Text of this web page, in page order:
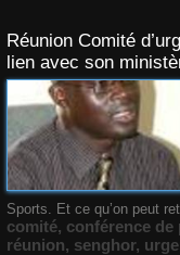
Réunion Comité
lien avec son
Sports. Et ce qu’on peut
comité, conférence de
réunion, senghor,